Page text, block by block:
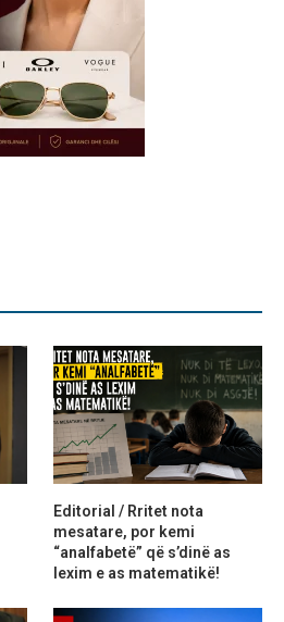
Editorial / Rritet nota
mesatare, por kemi
“analfabetë” që s’dinë as
lexim e as matematikë!